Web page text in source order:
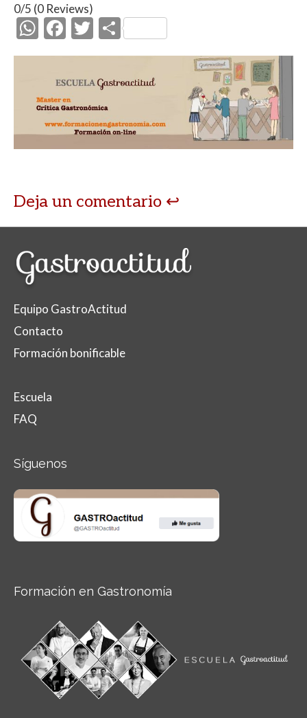
0/5 (0 Reviews)
W
h
at
s
A
p
F
ac
e
b
o
o
T
w
itt
er
C
o
p
ar
ti
Deja un comentario
Equipo GastroActitud
Contacto
Formación bonificable
Escuela
FAQ
Síguenos
Formación en Gastronomía